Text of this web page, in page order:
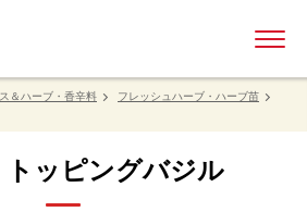
＆ハーブ・香辛料
フレッシュハーブ・ハーブ苗
ッピングバジル